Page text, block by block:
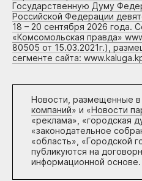
Государственную Думу
Российской Федерации
18 – 20 сентября 2026 года.
«Комсомольская правда»
80505 от 15.03.2021г.),
сегменте сайта:
Новости, размещенные в
компаний» и «Новости
«реклама», «городская
«законодательное
«область», «Городской
публикуются на
информационной основе.